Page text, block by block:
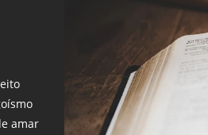
amar